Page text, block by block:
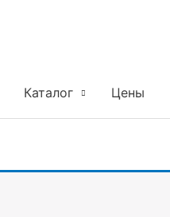
Каталог Цены